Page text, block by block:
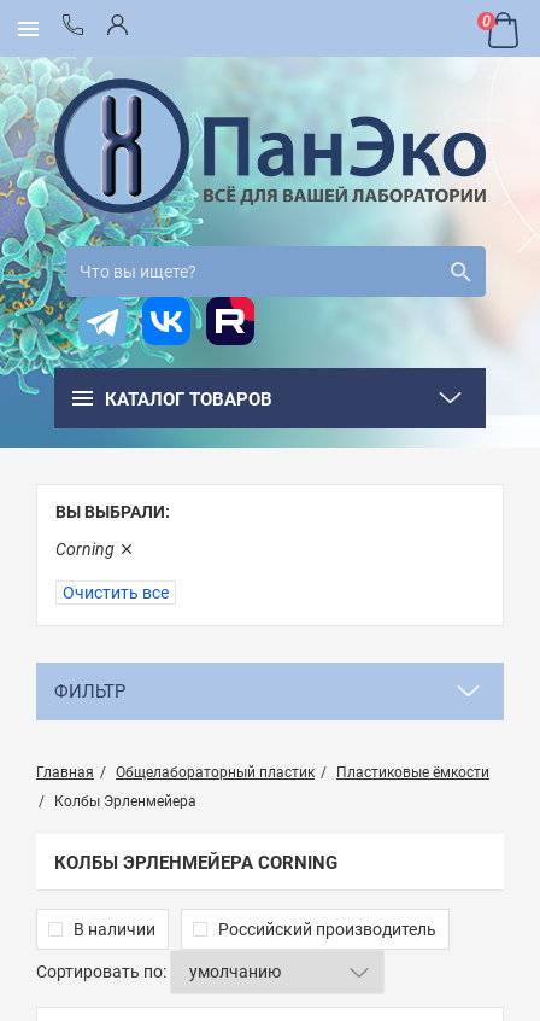
0
КАТАЛОГ ТОВАРОВ
ВЫ ВЫБРАЛИ:
Corning
Очистить все
ФИЛЬТР
Главная Общелабораторный пластик
Пластиковые ёмкости
Колбы Эрленмейера
КОЛБЫ ЭРЛЕНМЕЙЕРА CORNING
В наличии Российский производитель
Сортировать по: